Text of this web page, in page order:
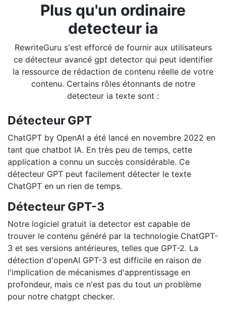
Plus qu'un ordinaire
detecteur ia
RewriteGuru s'est efforcé de fournir aux utilisateurs
ce détecteur avancé gpt detector qui peut identifier
la ressource de rédaction de contenu réelle de votre
contenu. Certains rôles étonnants de notre
detecteur ia texte sont :
Détecteur GPT
ChatGPT by OpenAI a été lancé en novembre 2022 en
tant que chatbot IA. En très peu de temps, cette
application a connu un succès considérable. Ce
détecteur GPT peut facilement détecter le texte
ChatGPT en un rien de temps.
Détecteur GPT-3
Notre logiciel gratuit ia detector est capable de
trouver le contenu généré par la technologie ChatGPT-
3 et ses versions antérieures, telles que GPT-2. La
détection d'openAI GPT-3 est difficile en raison de
l'implication de mécanismes d'apprentissage en
profondeur, mais ce n'est pas du tout un problème
pour notre chatgpt checker.